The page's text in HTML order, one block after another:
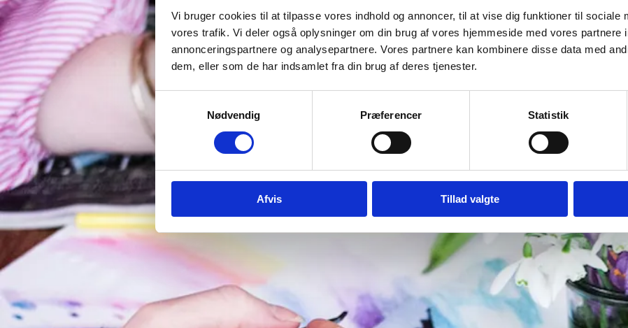
Vi bruger cookies til at tilpasse vores indhold og annoncer, til at vise dig funktioner til sociale
vores trafik. Vi deler også oplysninger om din brug af vores hjemmeside med vores partnere
annonceringspartnere og analysepartnere. Vores partnere kan kombinere disse data med
dem, eller som de har indsamlet fra din brug af deres tjenester.
Samtykkevalg
Nødvendig
Præferencer Statistik
Afvis Tillad valgte